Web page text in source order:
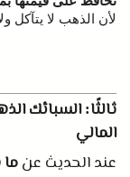
لأن الذهب لا يتآكل
ثالثًا:السبائك
المالي
عند الحديث عن